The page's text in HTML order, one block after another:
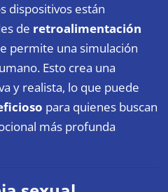
dispositivos están
de retroalimentación
permite una simulación
Esto crea una
y realista, lo que puede
para quienes buscan
más profunda